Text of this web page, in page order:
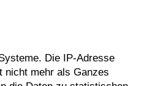
Die IP-Adresse
nicht mehr als Ganzes